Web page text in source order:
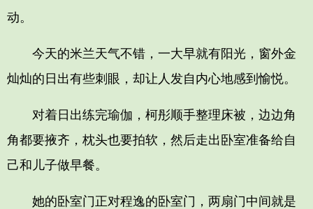
动。
今天的米兰天气不错，一大早就有阳光，窗外金
灿灿的日出有些刺眼，却让人发自内心地感到愉悦。
对着日出练完瑜伽，柯彤顺手整理床被，边边角
角都要掖齐，枕头也要拍软，然后走出卧室准备给自
己和儿子做早餐。
她的卧室门正对程逸的卧室门，两扇门中间就是